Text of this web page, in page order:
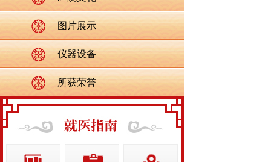
图片展示
仪器设备
所获荣誉